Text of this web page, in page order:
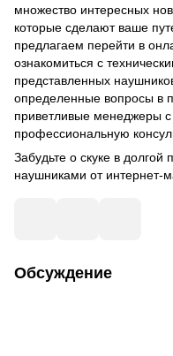
множество интересных
которые сделают ваше
предлагаем перейти в
ознакомиться с
представленных
определенные вопросы в
приветливые менеджеры с
профессиональную
Забудьте о скуке в долгой
наушниками от интернет-
Обсуждение